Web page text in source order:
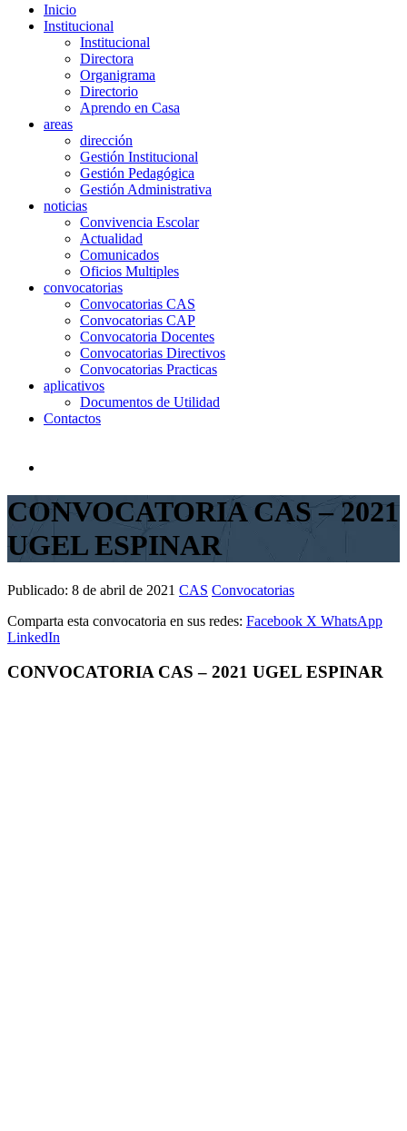
Inicio
Institucional
Institucional
Directora
Organigrama
Directorio
Aprendo en Casa
areas
dirección
Gestión Institucional
Gestión Pedagógica
Gestión Administrativa
noticias
Convivencia Escolar
Actualidad
Comunicados
Oficios Multiples
convocatorias
Convocatorias CAS
Convocatorias CAP
Convocatoria Docentes
Convocatorias Directivos
Convocatorias Practicas
aplicativos
Documentos de Utilidad
Contactos
CONVOCATORIA CAS – 2021
UGEL ESPINAR
Publicado: 8 de abril de 2021 CAS Convocatorias
Comparta esta convocatoria en sus redes: Facebook X WhatsApp
LinkedIn
CONVOCATORIA CAS – 2021 UGEL ESPINAR